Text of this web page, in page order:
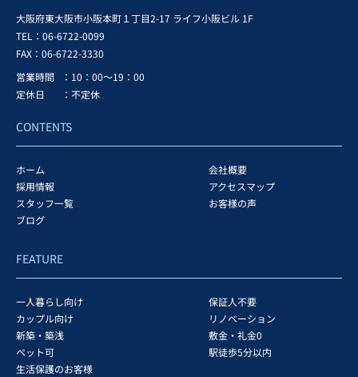
大阪府東大阪市小阪本町１丁目2-17 ライフ小阪ビル 1F
TEL：06-6722-0099
FAX： 06-6722-3330
営業時間
：10：00～19：00
定休日
：不定休
CONTENTS
ホーム
会社概要
採用情報
アクセスマップ
スタッフ一覧
お客様の声
ブログ
FEATURE
一人暮らし向け
保証人不要
カップル向け
リノベーション
新築・築浅
敷金・礼金0
ペット可
駅徒歩5分以内
生活保護のお客様